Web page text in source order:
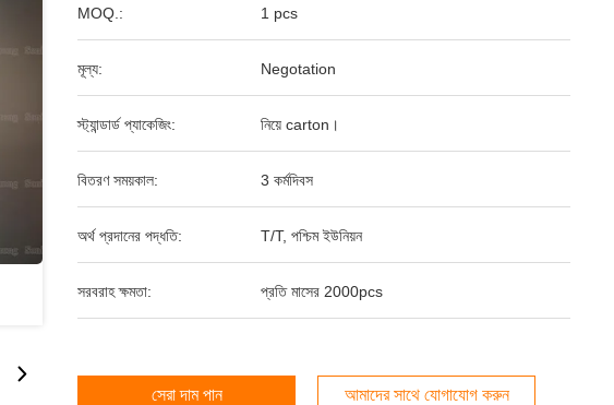
MOQ.: 1 pcs
মূল্য: Negotation
স্ট্যান্ডার্ড প্যাকেজিং: নিয়ে carton।
বিতরণ সময়কাল: 3 কর্মদিবস
অর্থ প্রদানের পদ্ধতি: T/T, পশ্চিম ইউনিয়ন
সরবরাহ ক্ষমতা: প্রতি মাসের 2000pcs
সেরা দাম পান আমাদের সাথে যোগাযোগ করুন